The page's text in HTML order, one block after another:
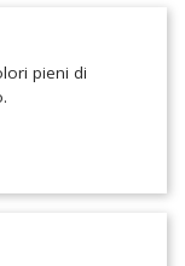
pieni di